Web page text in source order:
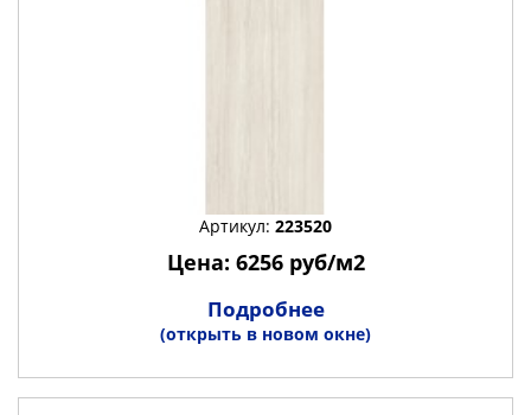
Артикул: 223520
Цена: 6256 руб/м2
Подробнее
(открыть в новом окне)